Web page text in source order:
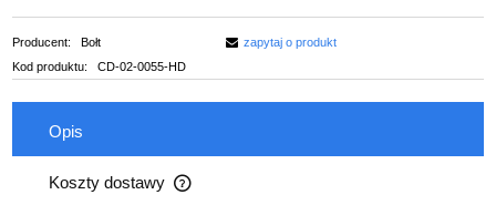
Producent:
Bołt
Kod produktu:
CD-02-0055-HD
zapytaj o produkt
Opis
Koszty dostawy
Cena nie zawiera ewentualnych kosztów płatności